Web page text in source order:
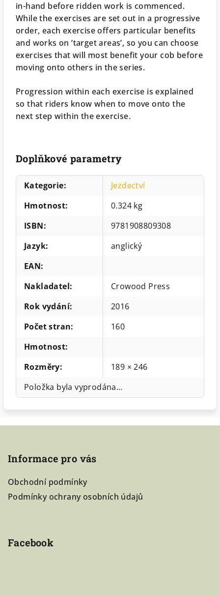
in-hand before ridden work is commenced.
While the exercises are set out in a progressive
order, each exercise offers particular benefits
and works on ‘target areas’, so you can choose
exercises that will most benefit your cob before
moving onto others in the series.
Progression within each exercise is explained
so that riders know when to move onto the
next step within the exercise.
Doplňkové parametry
Kategorie:
Jezdectví
Hmotnost:
0.324 kg
ISBN:
9781908809308
Jazyk:
anglický
EAN:
Nakladatel:
Crowood Press
Rok vydání:
2016
Počet stran:
160
Hmotnost:
Rozměry:
189 × 246
Položka byla vyprodána…
Informace pro vás
Obchodní podmínky
Podmínky ochrany osobních údajů
Facebook